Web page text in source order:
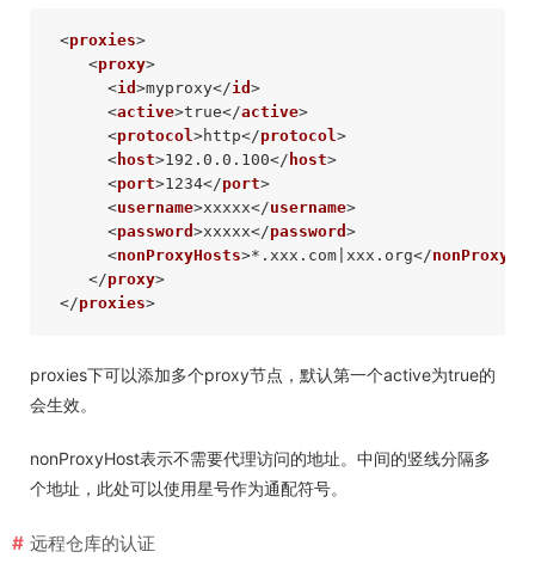
<proxies>
<proxy>
<id >myproxy</id >
<active>true</active>
<protocol>http</protocol>
<host>192.0.0.100</ host>
<port>1234</port>
<username>xxxxx</username>
<password >xxxxx</password >
<nonProxyHosts>*.xxx.com|xxx.org</
</proxy>
</proxies>
proxies下可以添加多个proxy节点，默认第一个active为true的
会生效。
nonProxyHost表示不需要代理访问的地址。中间的竖线分隔多
个地址，此处可以使用星号作为通配符号。
远程仓库的认证